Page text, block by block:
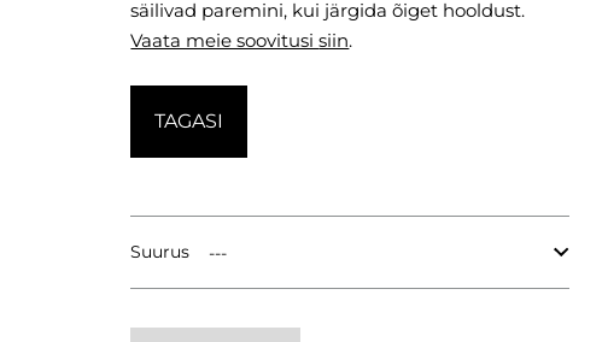
säilivad paremini, kui järgida õiget hooldust.
Vaata meie soovitusisiin.
TAGASI
Suurus